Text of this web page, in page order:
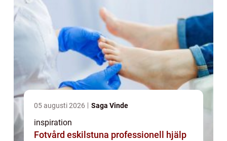
05 augusti 2026 Saga Vinde
inspiration
Fotvård eskilstuna professionell hjälp